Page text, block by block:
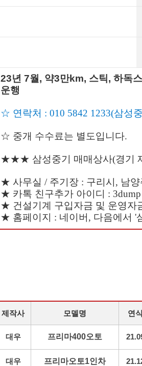
23년 7월, 약3만km, 스틱, 하독
운행
☆ 연락처 : 010 5842 1233(삼성
☆ 중개 수수료는 별도입니다.
★★★ 삼성중기 매매상사(경기
★ 사무실 / 주기장 : 구리시, 남양
★ 카톡 친구추가 아이디 : 3dump
★ 건설기계 구입자금 및 운영자
★ 홈페이지 : 네이버, 다음에서 '
제작사 모델명 연식
대우 프리마400오토
대우 프리마오토1인차